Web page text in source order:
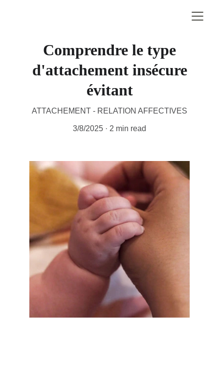
Comprendre le type
d'attachement insécure
évitant
ATTACHEMENT - RELATION AFFECTIVES
3/8/2025 2 min read